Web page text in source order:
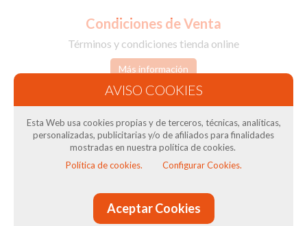
Condiciones de Venta
Términos y condiciones tienda online
Más información
Resolvemos las dudas más comunes
Esta Web usa cookies propias y de terceros, técnicas, analíticas,
personalizadas, publicitarias y/o de afiliados para finalidades
mostradas en nuestra política de cookies.
Política de cookies.
Configurar Cookies.
Aceptar Cookies